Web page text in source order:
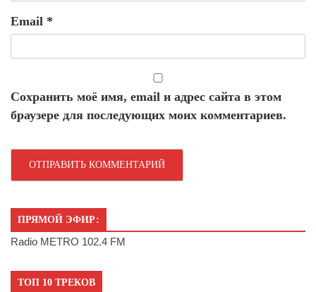
Email *
Сохранить моё имя, email и адрес сайта в этом
браузере для последующих моих комментариев.
ПРЯМОЙ ЭФИР:
Radio METRO 102.4 FM
ТОП 10 ТРЕКОВ